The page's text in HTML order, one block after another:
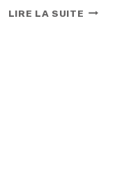
LIRE LA SUITE